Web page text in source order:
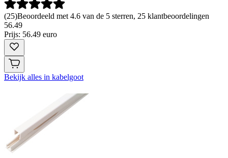
(25)Beoordeeld met 4.6 van de 5 sterren, 25 klantbeoordelingen
56.49
Prijs: 56.49 euro
Bekijk alles in kabelgoot